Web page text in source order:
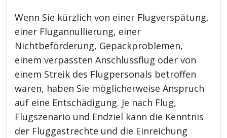
Wenn Sie kürzlich von einer Flugverspätung,
einer Flugannullierung, einer
Nichtbeförderung, Gepäckproblemen,
einem verpassten Anschlussflug oder von
einem Streik des Flugpersonals betroffen
waren, haben Sie möglicherweise Anspruch
auf eine Entschädigung. Je nach Flug,
Flugszenario und Endziel kann die Kenntnis
der Fluggastrechte und die Einreichung